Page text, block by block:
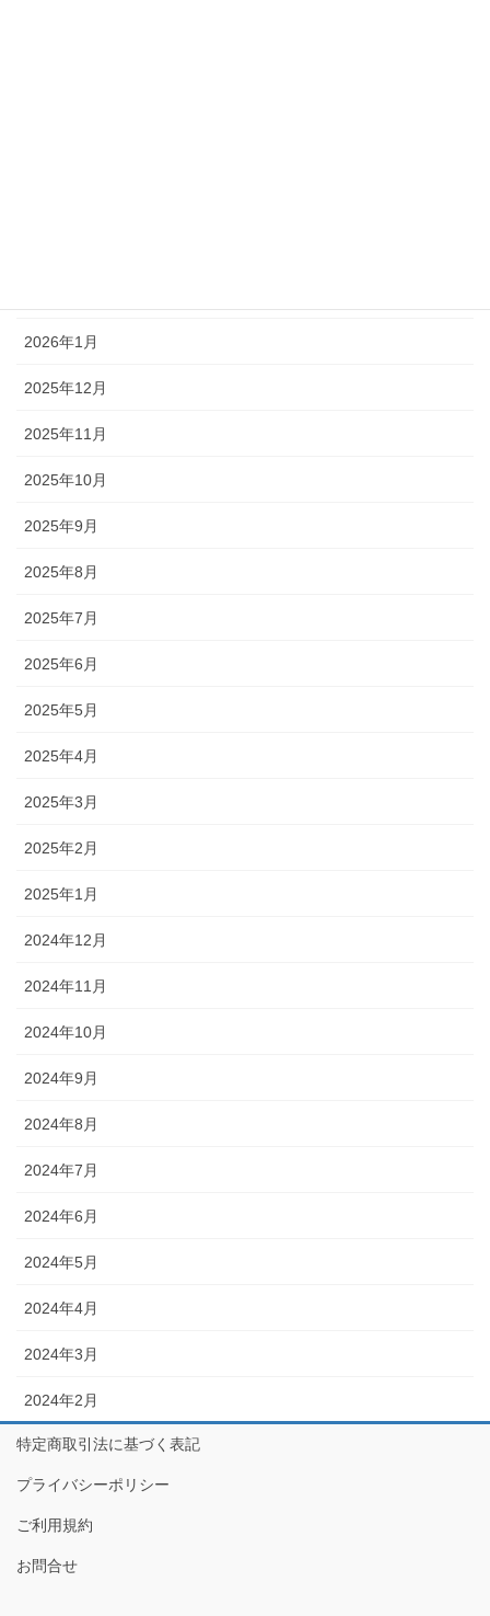
2026年1月
2025年12月
2025年11月
2025年10月
2025年9月
2025年8月
2025年7月
2025年6月
2025年5月
2025年4月
2025年3月
2025年2月
2025年1月
2024年12月
2024年11月
2024年10月
2024年9月
2024年8月
2024年7月
2024年6月
2024年5月
2024年4月
2024年3月
2024年2月
特定商取引法に基づく表記
プライバシーポリシー
ご利用規約
お問合せ